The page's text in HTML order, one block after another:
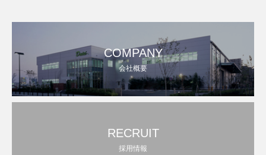
COMPANY
会社概要
RECRUIT
採用情報